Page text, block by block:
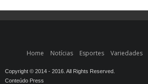
Home Notícias Esportes Variedades
Copyright © 2014 - 2016. All Rights Reserved.
Conteúdo Press